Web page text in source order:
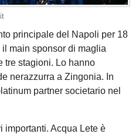
principale del Napoli per 18
main sponsor di maglia
tre stagioni. Lo hanno
nerazzurra a Zingonia. In
partner societario nel
importanti. Acqua Lete è